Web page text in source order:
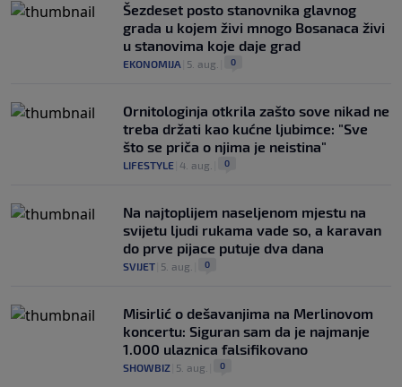
Šezdeset posto stanovnika glavnog
grada u kojem živi mnogo Bosanaca živi
u stanovima koje daje grad
EKONOMIJA 5. aug. 0
Ornitologinja otkrila zašto sove nikad ne
treba držati kao kućne ljubimce: "Sve
što se priča o njima je neistina"
LIFESTYLE 4. aug. 0
Na najtoplijem naseljenom mjestu na
svijetu ljudi rukama vade so, a karavan
do prve pijace putuje dva dana
SVIJET 5. aug. 0
Misirlić o dešavanjima na Merlinovom
koncertu: Siguran sam da je najmanje
1.000 ulaznica falsifikovano
SHOWBIZ 5. aug. 0